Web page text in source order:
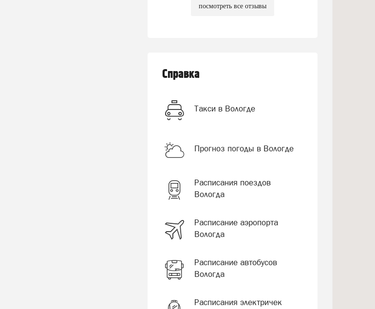
посмотреть все отзывы
Справка
Такси в Вологде
Прогноз погоды в Вологде
Расписания поездов
Вологда
Расписание аэропорта
Вологда
Расписание автобусов
Вологда
Расписания электричек